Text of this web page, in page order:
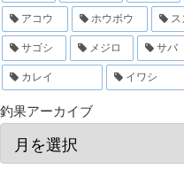
アコウ ホウボウ ス
サゴシ メジロ サバ
カレイ イワシ
釣果アーカイブ